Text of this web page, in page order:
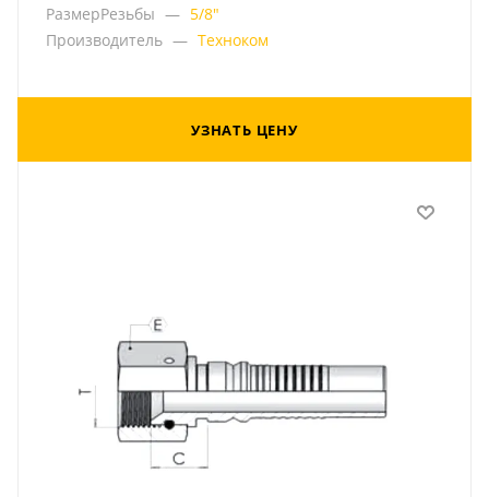
РазмерРезьбы — 5/8"
Производитель — Техноком
УЗНАТЬ ЦЕНУ